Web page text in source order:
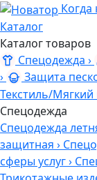
Когда
Каталог
Каталог товаров
Спецодежда ›
›
Защита
Текстиль/
Спецодежда
Спецодежда
защитная ›
сферы услуг›